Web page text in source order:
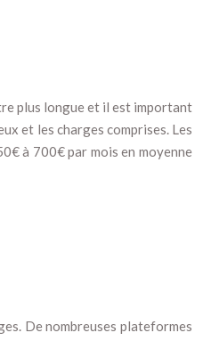
plus longue et il est important
et les charges comprises. Les
à 700€ par mois en moyenne
De nombreuses plateformes